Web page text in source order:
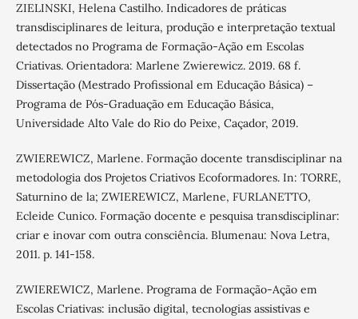
ZIELINSKI, Helena Castilho. Indicadores de práticas
transdisciplinares de leitura, produção e interpretação textual
detectados no Programa de Formação-Ação em Escolas
Criativas. Orientadora: Marlene Zwierewicz. 2019. 68 f.
Dissertação (Mestrado Profissional em Educação Básica) –
Programa de Pós-Graduação em Educação Básica,
Universidade Alto Vale do Rio do Peixe, Caçador, 2019.
ZWIEREWICZ, Marlene. Formação docente transdisciplinar na
metodologia dos Projetos Criativos Ecoformadores. In: TORRE,
Saturnino de la; ZWIEREWICZ, Marlene, FURLANETTO,
Ecleide Cunico. Formação docente e pesquisa transdisciplinar:
criar e inovar com outra consciência. Blumenau: Nova Letra,
2011. p. 141-158.
ZWIEREWICZ, Marlene. Programa de Formação-Ação em
Escolas Criativas: inclusão digital, tecnologias assistivas e